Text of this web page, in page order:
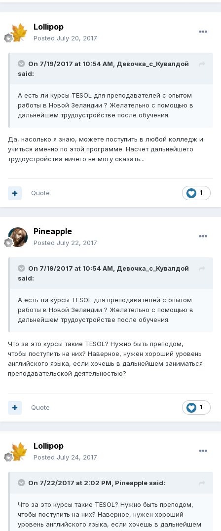
Lollipop
Posted July 20, 2017
On 7/19/2017 at 10:54 AM, Девочка_с_Кувалдой
said:
А есть ли курсы TESOL для преподавателей с опытом
работы в Новой Зеландии ? Желательно с помощью в
дальнейшем трудоустройстве после обучения.
Да, насолько я знаю, можете поступить в любой колледж и
учиться именно по этой программе. Насчет дальнейшего
трудоустройства ничего не могу сказать...
1
Quote
Pineapple
Posted July 22, 2017
On 7/19/2017 at 10:54 AM, Девочка_с_Кувалдой
said:
А есть ли курсы TESOL для преподавателей с опытом
работы в Новой Зеландии ? Желательно с помощью в
дальнейшем трудоустройстве после обучения.
Что за это курсы такие TESOL? Нужно быть преподом,
чтобы поступить на них? Наверное, нужен хороший уровень
английского языка, если хочешь в дальнейшем заниматься
преподавательской деятельностью?
1
Quote
Lollipop
Posted July 24, 2017
On 7/22/2017 at 2:02 PM, Pineapple said:
Что за это курсы такие TESOL? Нужно быть преподом,
чтобы поступить на них? Наверное, нужен хороший
уровень английского языка, если хочешь в дальнейшем